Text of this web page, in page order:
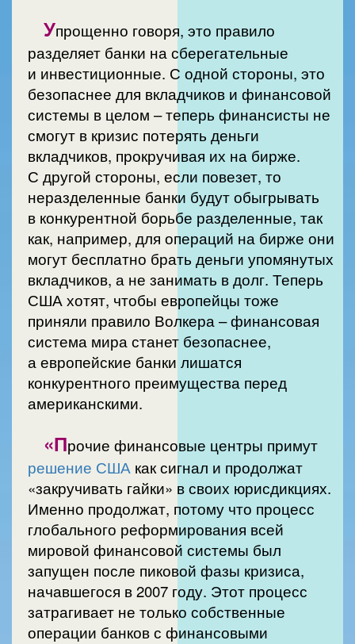
Упрощенно говоря, это правило
разделяет банки на сберегательные
и инвестиционные. С одной стороны, это
безопаснее для вкладчиков и финансовой
системы в целом – теперь финансисты не
смогут в кризис потерять деньги
вкладчиков, прокручивая их на бирже.
С другой стороны, если повезет, то
неразделенные банки будут обыгрывать
в конкурентной борьбе разделенные, так
как, например, для операций на бирже они
могут бесплатно брать деньги упомянутых
вкладчиков, а не занимать в долг. Теперь
США хотят, чтобы европейцы тоже
приняли правило Волкера – финансовая
система мира станет безопаснее,
а европейские банки лишатся
конкурентного преимущества перед
американскими.
«Прочие финансовые центры примут
решение США как сигнал и продолжат
«закручивать гайки» в своих юрисдикциях.
Именно продолжат, потому что процесс
глобального реформирования всей
мировой финансовой системы был
запущен после пиковой фазы кризиса,
начавшегося в 2007 году. Этот процесс
затрагивает не только собственные
операции банков с финансовыми